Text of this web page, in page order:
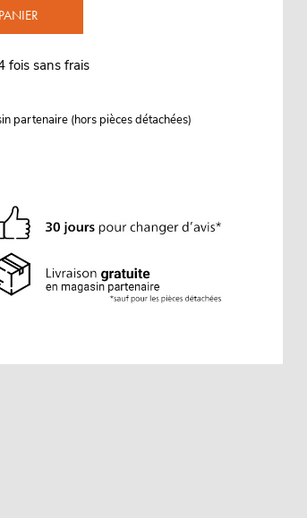
fois sans frais
partenaire (hors pièces détachées)